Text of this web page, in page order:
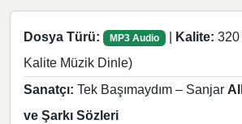
Dosya Türü: MP3 Audio | Kalite: 320
Kalite Müzik Dinle)
Sanatçı: Tek Başımaydım – Sanjar
ve Şarkı Sözleri